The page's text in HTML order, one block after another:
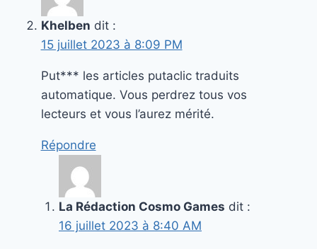
Khelben dit :
15 juillet 2023 à 8:09 PM
Put*** les articles putaclic traduits
automatique. Vous perdrez tous vos
lecteurs et vous l’aurez mérité.
Répondre
La Rédaction Cosmo Games dit :
16 juillet 2023 à 8:40 AM